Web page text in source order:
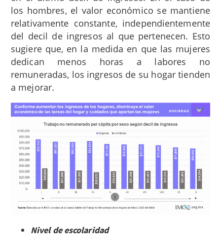
los hombres, el valor económico se mantiene
relativamente constante, independientemente
del decil de ingresos al que pertenecen. Esto
sugiere que, en la medida en que las mujeres
dedican menos horas a labores no
remuneradas, los ingresos de su hogar tienden
a mejorar.
Nivel de escolaridad